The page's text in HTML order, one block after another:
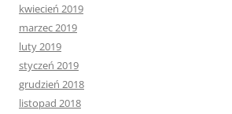
kwiecień 2019
marzec 2019
luty 2019
styczeń 2019
grudzień 2018
listopad 2018